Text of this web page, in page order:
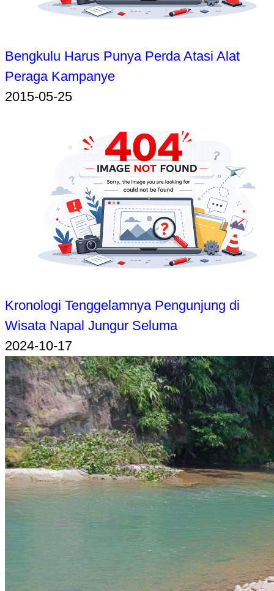
Bengkulu Harus Punya Perda Atasi Alat
Peraga Kampanye
2015-05-25
Kronologi Tenggelamnya Pengunjung di
Wisata Napal Jungur Seluma
2024-10-17